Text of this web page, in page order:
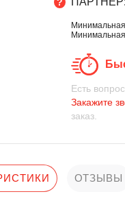
Есть
Закажите
заказ.
ОТЗЫВЫ